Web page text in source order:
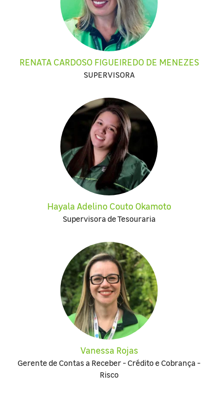
RENATA CARDOSO FIGUEIREDO DE MENEZES
SUPERVISORA
Hayala Adelino Couto Okamoto
Supervisora de Tesouraria
Vanessa Rojas
Gerente de Contas a Receber - Crédito e Cobrança -
Risco